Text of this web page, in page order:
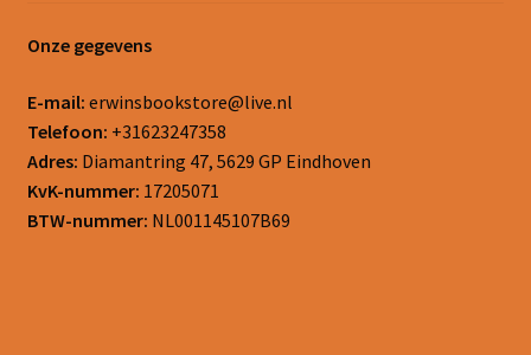
Onze gegevens
E-mail: erwinsbookstore@live.nl
Telefoon: +31623247358
Adres: Diamantring 47, 5629 GP Eindhoven
KvK-nummer: 17205071
BTW-nummer: NL001145107B69